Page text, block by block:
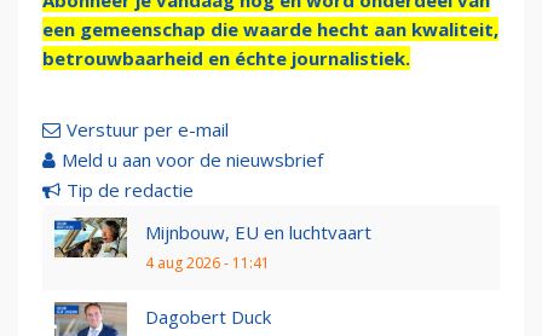
een gemeenschap die waarde hecht aan kwaliteit,
betrouwbaarheid en échte journalistiek.
Verstuur per e-mail
Meld u aan voor de nieuwsbrief
Tip de redactie
Mijnbouw, EU en luchtvaart
4 aug 2026 - 11:41
Dagobert Duck